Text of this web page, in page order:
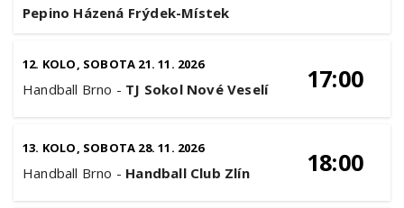
Pepino Házená Frýdek-Místek
12. KOLO, SOBOTA 21. 11. 2026
Handball Brno - TJ Sokol Nové Veselí 17:00
13. KOLO, SOBOTA 28. 11. 2026
Handball Brno - Handball Club Zlín 18:00